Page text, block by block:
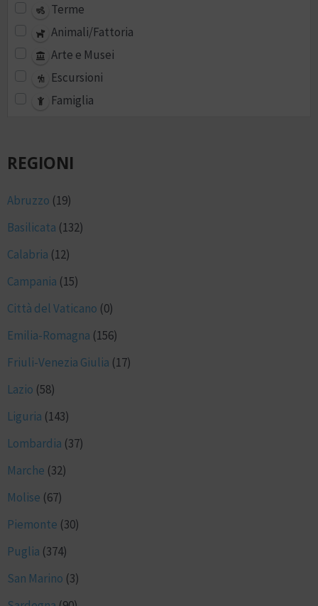
Terme
Animali/Fattoria
Arte e Musei
Escursioni
Famiglia
REGIONI
Abruzzo (19)
Basilicata (132)
Calabria (12)
Campania (15)
Città del Vaticano (0)
Emilia-Romagna (156)
Friuli-Venezia Giulia (17)
Lazio (58)
Liguria (143)
Lombardia (37)
Marche (32)
Molise (67)
Piemonte (30)
Puglia (374)
San Marino (3)